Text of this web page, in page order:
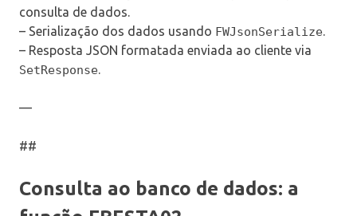
consulta de dados.
– Serialização dos dados usando FWJsonSerialize.
– Resposta JSON formatada enviada ao cliente via
SetResponse.
—
##
Consulta ao banco de dados: a